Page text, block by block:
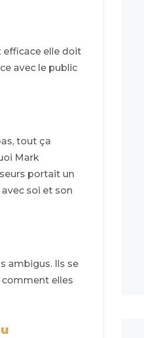
efficace elle doit
avec le public
tout ça
Mark
portait un
soi et son
ambigus. Ils se
elles